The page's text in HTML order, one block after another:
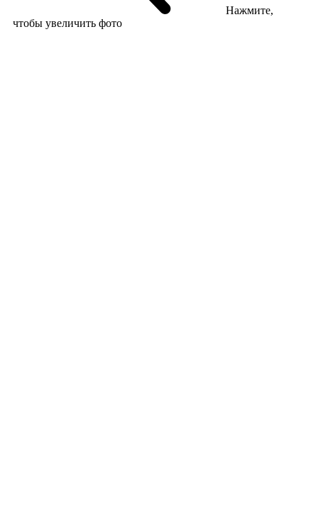
Нажмите,
чтобы увеличить фото